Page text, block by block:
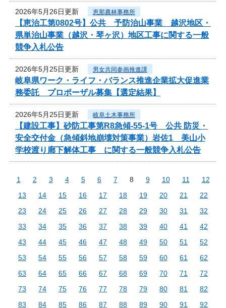
2026年5月26日更新 恵那農林事務所
【恵治工第0802号】公共 予防治山事業 越沢地区・
県単治山事業（越沢・琴ヶ沢）地区工事に関する一般
競争入札公告
2026年5月25日更新 男女共同参画推進課
岐阜県ワーク・ライフ・バランス推進企業拡大促進業
務委託 プロポーザル募集【選定結果】
2026年5月25日更新 岐阜土木事務所
【建設工事】砂防工事第R8急傾-55-1号 公共 防災・
安全交付金（急傾斜地崩壊対策事業）岩佐1 美山小
学校渡り廊下解体工事 に関する一般競争入札公告
1 2 3 4 5 6 7 8 9 10 11
12
13
14 15 16 17 18 19 20 21
22
23
24 25 26 27 28 29 30 31
32
33
34 35 36 37 38 39 40 41
42
43
44 45 46 47 48 49 50 51
52
53
54 55 56 57 58 59 60 61
62
63
64 65 66 67 68 69 70 71
72
73
74 75 76 77 78 79 80 81
82
83
84 85 86 87 88 89 90 91
92